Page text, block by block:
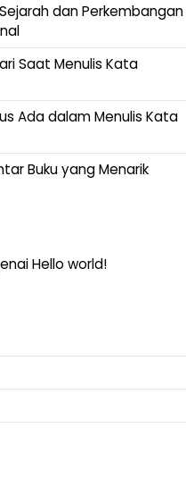
dan Perkembangan
Saat Menulis Kata
Ada dalam Menulis Kata
Buku yang Menarik
Hello world!